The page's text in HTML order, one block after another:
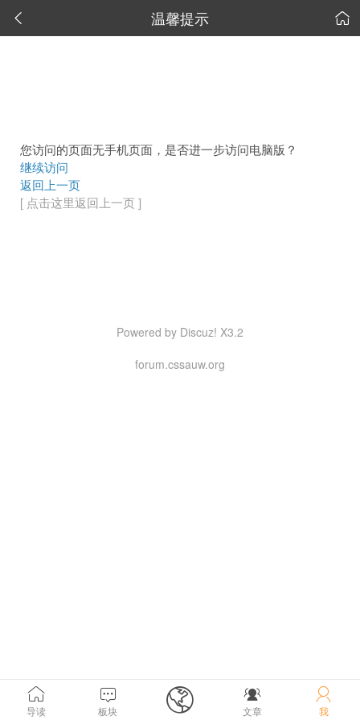
 温馨提示 
您访问的页面无手机页面，是否进一步访问电脑版？
继续访问
返回上一页
[ 点击这里返回上一页 ]

导读

板块  
文章

我
Powered by Discuz! X3.2
forum.cssauw.org